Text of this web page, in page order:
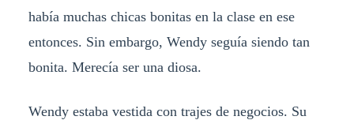
había muchas chicas bonitas en la clase en ese
entonces. Sin embargo, Wendy seguía siendo tan
bonita. Merecía ser una diosa.
Wendy estaba vestida con trajes de negocios. Su